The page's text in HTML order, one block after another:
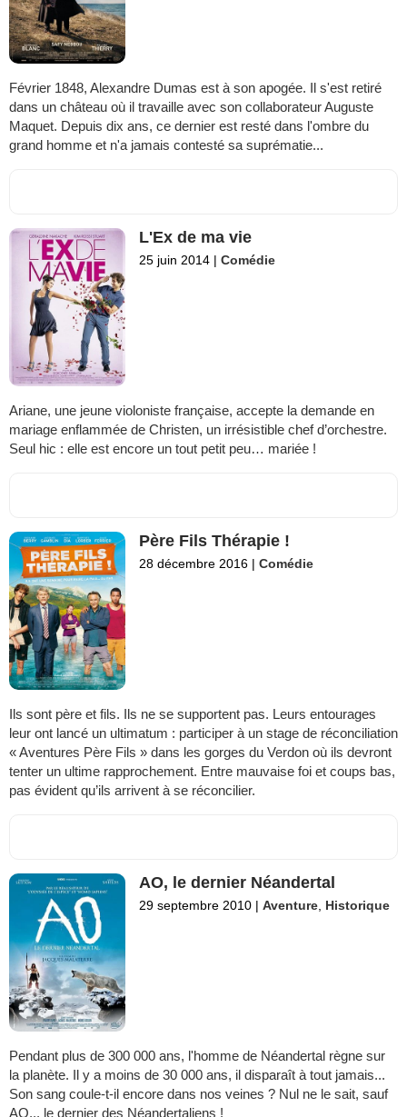
Février 1848, Alexandre Dumas est à son apogée. Il s'est retiré
dans un château où il travaille avec son collaborateur Auguste
Maquet. Depuis dix ans, ce dernier est resté dans l'ombre du
grand homme et n'a jamais contesté sa suprématie...
L'Ex de ma vie
25 juin 2014 | Comédie
Ariane, une jeune violoniste française, accepte la demande en
mariage enflammée de Christen, un irrésistible chef d’orchestre.
Seul hic : elle est encore un tout petit peu… mariée !
Père Fils Thérapie !
28 décembre 2016 | Comédie
Ils sont père et fils. Ils ne se supportent pas. Leurs entourages
leur ont lancé un ultimatum : participer à un stage de réconciliation
« Aventures Père Fils » dans les gorges du Verdon où ils devront
tenter un ultime rapprochement. Entre mauvaise foi et coups bas,
pas évident qu’ils arrivent à se réconcilier.
AO, le dernier Néandertal
29 septembre 2010 | Aventure Historique
Pendant plus de 300 000 ans, l'homme de Néandertal règne sur
la planète. Il y a moins de 30 000 ans, il disparaît à tout jamais...
Son sang coule-t-il encore dans nos veines ? Nul ne le sait, sauf
AO... le dernier des Néandertaliens !